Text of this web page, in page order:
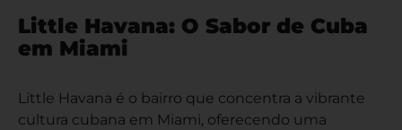
Little Havana: O Sabor de Cuba
em Miami
Little Havana é o bairro que concentra a vibrante
cultura cubana em Miami, oferecendo uma